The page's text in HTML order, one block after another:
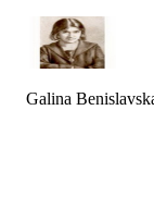
Galina